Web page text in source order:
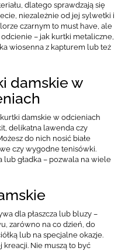
dlatego sprawdzają się
niezależnie od jej sylwetki i
czarnym to must have, ale
– jak kurtki metaliczne,
wiosenna z kapturem lub też
damskie w
damskie w odcieniach
delikatna lawenda czy
do nich nosić białe
czy wygodne tenisówki.
lub gładka – pozwala na wiele
dla płaszcza lub bluzy –
zarówno na co dzień, do
lub na specjalne okazje.
kreacji. Nie muszą to być